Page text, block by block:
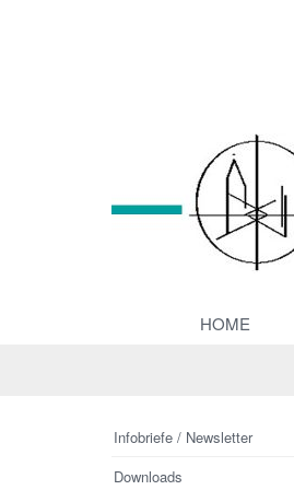
HOME
Infobriefe / Newsletter
Downloads